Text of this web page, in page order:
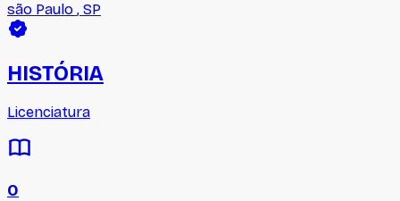
são Paulo , SP
HISTÓRIA
Licenciatura
0